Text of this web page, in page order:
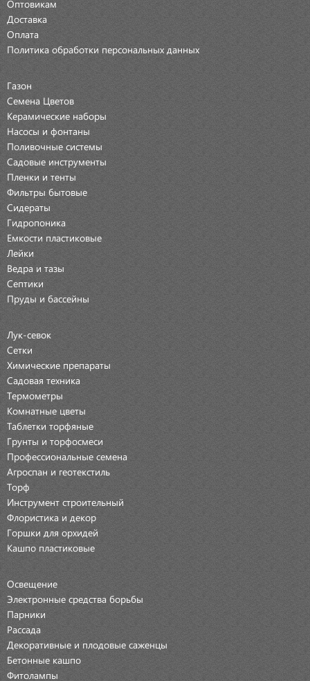
Оптовикам
Доставка
Оплата
Политика обработки персональных данных
Газон
Семена Цветов
Керамические наборы
Насосы и фонтаны
Поливочные системы
Садовые инструменты
Пленки и тенты
Фильтры бытовые
Сидераты
Гидропоника
Емкости пластиковые
Лейки
Ведра и тазы
Септики
Пруды и бассейны
Лук-севок
Сетки
Химические препараты
Садовая техника
Термометры
Комнатные цветы
Таблетки торфяные
Грунты и торфосмеси
Профессиональные семена
Агроспан и геотекстиль
Торф
Инструмент строительный
Флористика и декор
Горшки для орхидей
Кашпо пластиковые
Освещение
Электронные средства борьбы
Парники
Рассада
Декоративные и плодовые саженцы
Бетонные кашпо
Фитолампы